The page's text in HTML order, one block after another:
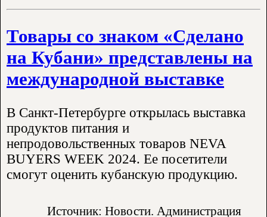
Товары со знаком «Сделано
на Кубани» представлены на
международной выставке
В Санкт-Петербурге открылась выставка
продуктов питания и
непродовольственных товаров NEVA
BUYERS WEEK 2024. Ее посетители
смогут оценить кубанскую продукцию.
Источник: Новости. Администрация